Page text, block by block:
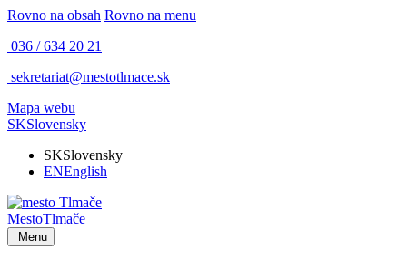
Rovno na obsah Rovno na menu
036 / 634 20 21
sekretariat@mestotlmace.sk
Mapa webu
SKSlovensky
SKSlovensky
ENEnglish
MestoTlmače
Menu